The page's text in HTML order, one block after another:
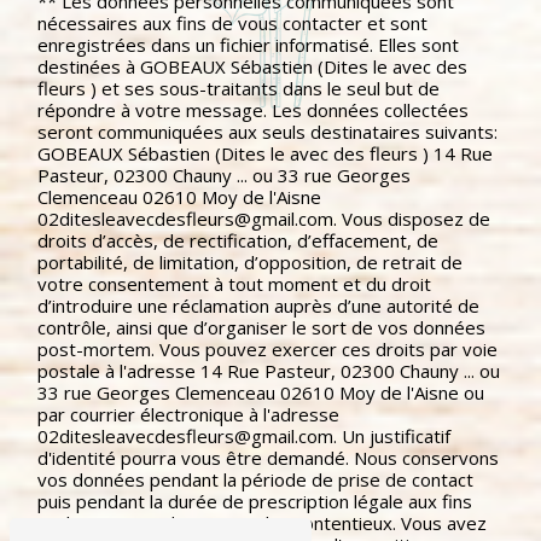
nécessaires aux fins de vous contacter et sont
enregistrées dans un fichier informatisé. Elles sont
destinées à GOBEAUX Sébastien (Dites le avec des
fleurs ) et ses sous-traitants dans le seul but de
répondre à votre message. Les données collectées
seront communiquées aux seuls destinataires suivants:
GOBEAUX Sébastien (Dites le avec des fleurs ) 14 Rue
Pasteur, 02300 Chauny ... ou 33 rue Georges
Clemenceau 02610 Moy de l'Aisne
02ditesleavecdesfleurs@gmail.com. Vous disposez de
droits d’accès, de rectification, d’effacement, de
portabilité, de limitation, d’opposition, de retrait de
votre consentement à tout moment et du droit
d’introduire une réclamation auprès d’une autorité de
contrôle, ainsi que d’organiser le sort de vos données
post-mortem. Vous pouvez exercer ces droits par voie
postale à l'adresse 14 Rue Pasteur, 02300 Chauny ... ou
33 rue Georges Clemenceau 02610 Moy de l'Aisne ou
par courrier électronique à l'adresse
02ditesleavecdesfleurs@gmail.com. Un justificatif
d'identité pourra vous être demandé. Nous conservons
vos données pendant la période de prise de contact
puis pendant la durée de prescription légale aux fins
probatoires et de gestion des contentieux. Vous avez